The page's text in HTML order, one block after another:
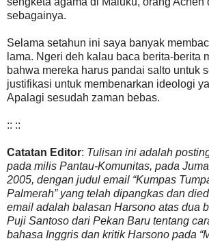
sebagainya.
Selama setahun ini saya banyak
lama. Ngeri deh kalau baca berita-berita
bahwa mereka harus pandai salto untuk
justifikasi untuk membenarkan ideologi
Apalagi sesudah zaman bebas.
:: ::
Catatan Editor: Tulisan ini adalah
pada milis Pantau-Komunitas, pada
2005, dengan judul email “Kumpas
Palmerah” yang telah dipangkas dan
email adalah balasan Harsono atas dua
Puji Santoso dari Pekan Baru tentang
bahasa Inggris dan kritik Harsono pada